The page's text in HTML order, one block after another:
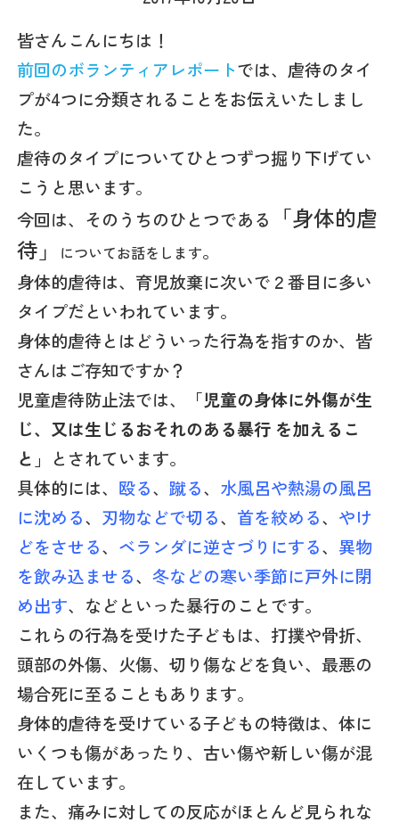
皆さんこんにちは！
前回のボランティアレポートでは、虐待のタイ
プが4つに分類されることをお伝えいたしまし
た。
虐待のタイプについてひとつずつ掘り下げてい
こうと思います。
今回は、そのうちのひとつである
「身体的虐
待」
についてお話をします。
身体的虐待は、育児放棄に次いで２番目に多い
タイプだといわれています。
身体的虐待とはどういった行為を指すのか、皆
さんはご存知ですか？
児童虐待防止法では、「児童の身体に外傷が生
じ、又は生じるおそれのある暴行 を加えるこ
と 」とされています。
具体的には、 殴る、蹴る、 水風呂や熱湯の風呂
に沈める、 刃物などで切る、 首を絞める、 やけ
どをさせる、 ベランダに逆さづりにする、 異物
を飲み込ませる、冬などの寒い季節に戸外に閉
め出す、などといった暴行のことです。
これらの行為を受けた子どもは、打撲や骨折、
頭部の外傷、火傷、切り傷などを負い、最悪の
場合死に至ることもあります。
身体的虐待を受けている子どもの特徴は、体に
いくつも傷があったり、古い傷や新しい傷が混
在しています。
また、痛みに対しての反応がほとんど見られな